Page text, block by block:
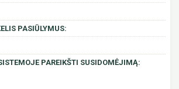
PASIŪLYMUS:
PAREIKŠTI SUSIDOMĖJIMĄ: